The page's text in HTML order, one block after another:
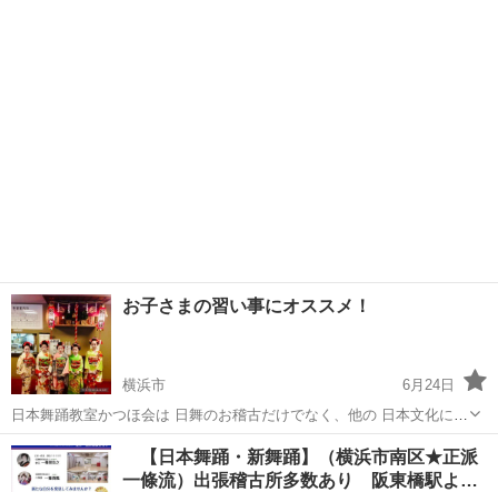
お子さまの習い事にオススメ！
横浜市
6月24日
日本舞踊教室かつほ会は 日舞のお稽古だけでなく、他の 日本文化に触
れたり、遠足等も 体験できます🎶 体験や触れ合う時間を過ごし、 お
稽古だけではわからない顔を 見ることができます。 子供たちの成長を
近くで見...
神奈川 横浜市 日本舞踊 習い事
【日本舞踊・新舞踊】（横浜市南区★正派
一條流）出張稽古所多数あり 阪東橋駅よ…